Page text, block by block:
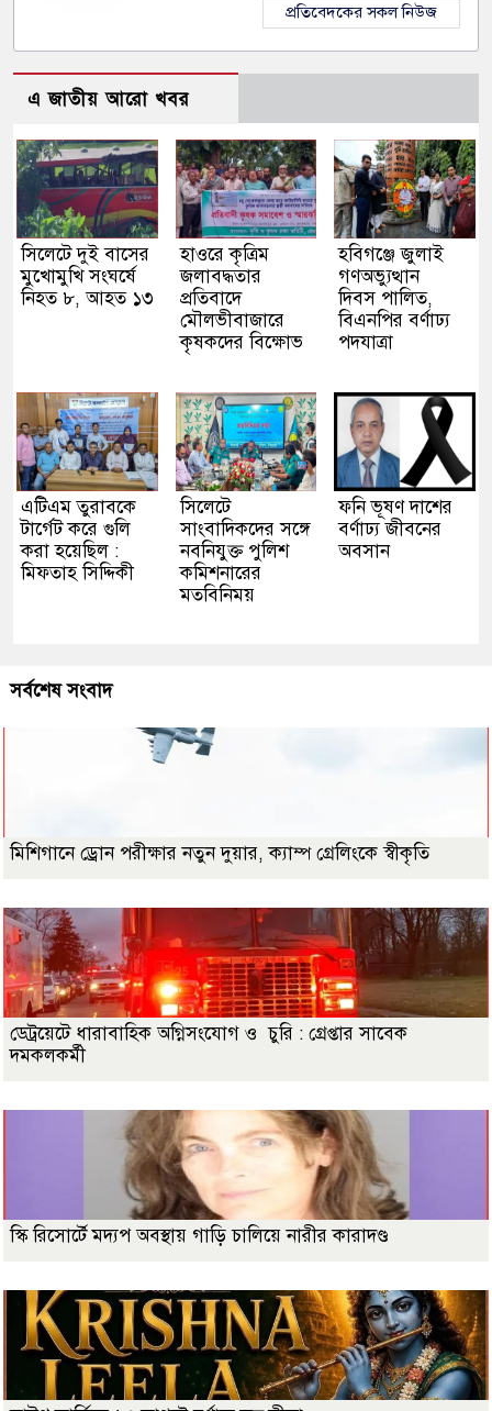
প্রতিবেদকের সকল নিউজ
এ জাতীয় আরো খবর
সিলেটে দুই বাসের
মুখোমুখি সংঘর্ষে
নিহত ৮, আহত ১৩
হাওরে কৃত্রিম
জলাবদ্ধতার
প্রতিবাদে
মৌলভীবাজারে
কৃষকদের বিক্ষোভ
হবিগঞ্জে জুলাই
গণঅভ্যুত্থান
দিবস পালিত,
বিএনপির বর্ণাঢ্য
পদযাত্রা
এটিএম তুরাবকে
টার্গেট করে গুলি
করা হয়েছিল :
মিফতাহ সিদ্দিকী
সিলেটে
সাংবাদিকদের সঙ্গে
নবনিযুক্ত পুলিশ
কমিশনারের
মতবিনিময়
ফনি ভূষণ দাশের
বর্ণাঢ্য জীবনের
অবসান
সর্বশেষ সংবাদ
মিশিগানে ড্রোন পরীক্ষার নতুন দুয়ার, ক্যাম্প গ্রেলিংকে স্বীকৃতি
ডেট্রয়েটে ধারাবাহিক অগ্নিসংযোগ ও চুরি : গ্রেপ্তার সাবেক
দমকলকর্মী
স্কি রিসোর্টে মদ্যপ অবস্থায় গাড়ি চালিয়ে নারীর কারাদণ্ড